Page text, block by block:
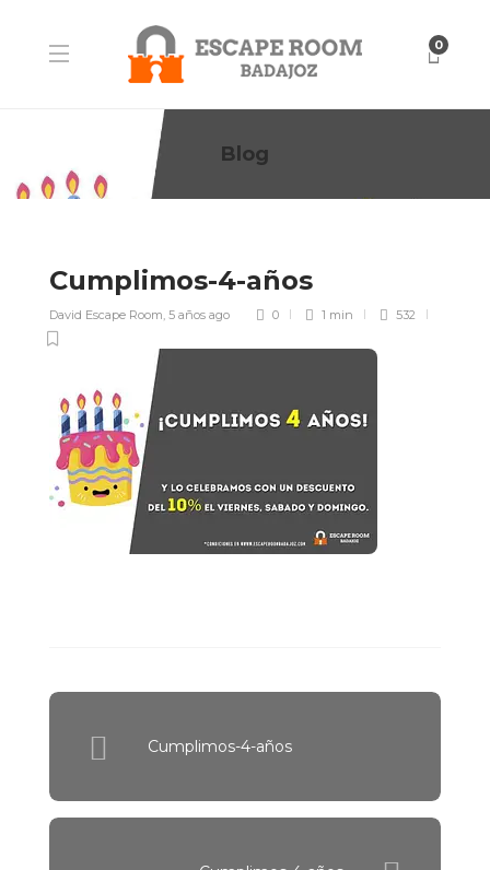
0
Blog
Cumplimos-4-años
David Escape Room, 5 años ago 0 1 min 532
Cumplimos-4-años